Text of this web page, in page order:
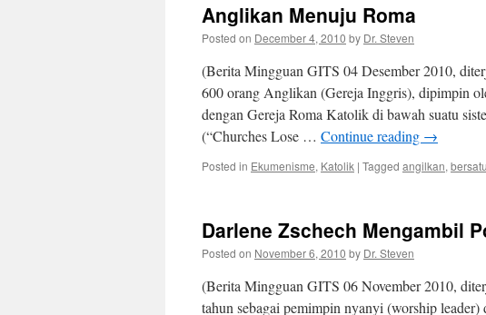
Anglikan Menuju Roma
Posted on December 4, 2010 by Dr. Steven
(Berita Mingguan GITS 04 Desember 2010,
600 orang Anglikan (Gereja Inggris), dipimpin
dengan Gereja Roma Katolik di bawah suatu
(“Churches Lose … Continue reading →
Posted in Ekumenisme, Katolik | Tagged angilkan, bersatu
Darlene Zschech Mengambil
Posted on November 6, 2010 by Dr. Steven
(Berita Mingguan GITS 06 November 2010,
tahun sebagai pemimpin nyanyi (worship